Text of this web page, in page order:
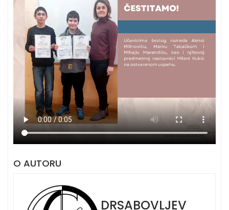
O AUTORU
DRSABOVLJEV